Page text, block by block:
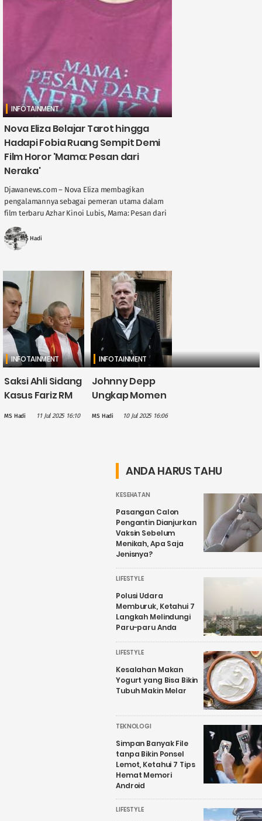
INFOTAINMENT
Nova Eliza Belajar Tarot hingga
Hadapi Fobia Ruang Sempit Demi
Film Horor 'Mama: Pesan dari
Neraka'
Djawanews.com – Nova Eliza membagikan
pengalamannya sebagai pemeran utama dalam
film terbaru Azhar Kinoi Lubis, Mama: Pesan dari
populer YouTuber ....
MS Hadi
INFOTAINMENT
Saksi Ahli Sidang
Kasus Fariz RM
Sebut Pecandu
Narkotika Wajib
MS Hadi 11 Jul 2025 16:10
INFOTAINMENT
Johnny Depp
Ungkap Momen
Saat Didepak
dari "Fantastic
MS Hadi 10 Jul 2025 16:06
ANDA HARUS TAHU
KESEHATAN
Pasangan Calon
Pengantin Dianjurkan
Vaksin Sebelum
Menikah, Apa Saja
Jenisnya?
LIFESTYLE
Polusi Udara
Memburuk, Ketahui 7
Langkah Melindungi
Paru-paru Anda
LIFESTYLE
Kesalahan Makan
Yogurt yang Bisa Bikin
Tubuh Makin Melar
TEKNOLOGI
Simpan Banyak File
tanpa Bikin Ponsel
Lemot, Ketahui 7 Tips
Hemat Memori
Android
LIFESTYLE